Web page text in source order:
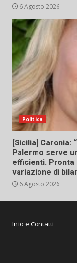
6 Agosto 2026
Politica
[Sicilia] Caronia:
Palermo serve
efficienti. Pronta
variazione di
6 Agosto 2026
Info e Contatti